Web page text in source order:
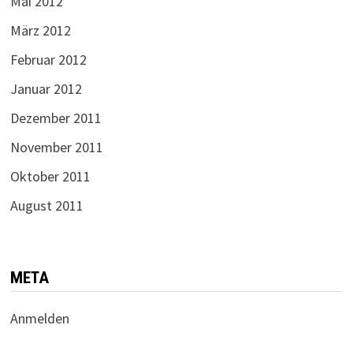
März 2012
Februar 2012
Januar 2012
Dezember 2011
November 2011
Oktober 2011
August 2011
META
Anmelden